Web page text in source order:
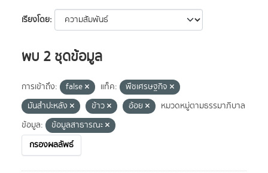
เรียงโดย
พบ 2 ชุดข้อมูล
การเข้าถึง: false แท็ค:
พืชเศรษฐกิจ
มันสำปะหลัง
ข้าว อ้อย
หมวดหมู่ตามธรรมาภิบาล
ข้อมูล:
ข้อมูลสาธารณะ
กรองผลลัพธ์